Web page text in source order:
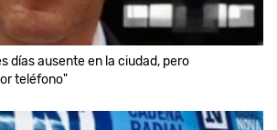
días ausente en la ciudad, pero
teléfono"